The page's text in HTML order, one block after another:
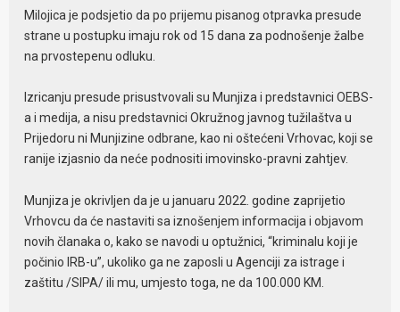
Milojica je podsjetio da po prijemu pisanog otpravka presude
strane u postupku imaju rok od 15 dana za podnošenje žalbe
na prvostepenu odluku.
Izricanju presude prisustvovali su Munjiza i predstavnici OEBS-
a i medija, a nisu predstavnici Okružnog javnog tužilaštva u
Prijedoru ni Munjizine odbrane, kao ni oštećeni Vrhovac, koji se
ranije izjasnio da neće podnositi imovinsko-pravni zahtjev.
Munjiza je okrivljen da je u januaru 2022. godine zaprijetio
Vrhovcu da će nastaviti sa iznošenjem informacija i objavom
novih članaka o, kako se navodi u optužnici, “kriminalu koji je
počinio IRB-u”, ukoliko ga ne zaposli u Agenciji za istrage i
zaštitu /SIPA/ ili mu, umjesto toga, ne da 100.000 KM.